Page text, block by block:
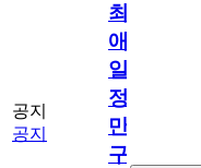
공지
공지
최
애
일
정
만
구